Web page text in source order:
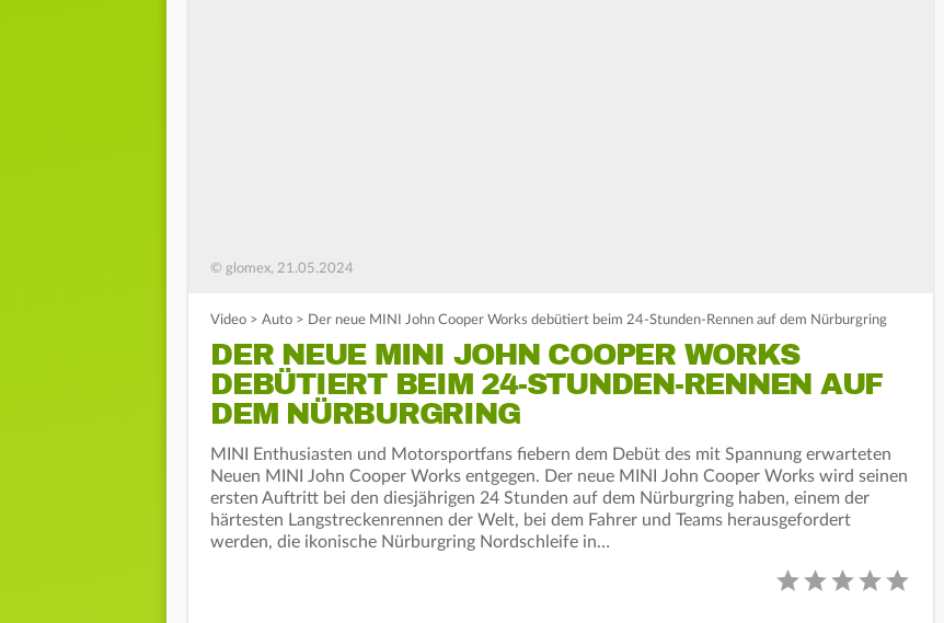
© glomex, 21.05.2024
Video > Auto > Der neue MINI John Cooper Works debütiert beim 24-Stunden-Rennen auf dem Nürburgring
DER NEUE MINI JOHN COOPER WORKS
DEBÜTIERT BEIM 24-STUNDEN-RENNEN AUF
DEM NÜRBURGRING
MINI Enthusiasten und Motorsportfans fiebern dem Debüt des mit Spannung erwarteten
Neuen MINI John Cooper Works entgegen. Der neue MINI John Cooper Works wird seinen
ersten Auftritt bei den diesjährigen 24 Stunden auf dem Nürburgring haben, einem der
härtesten Langstreckenrennen der Welt, bei dem Fahrer und Teams herausgefordert
werden, die ikonische Nürburgring Nordschleife in…